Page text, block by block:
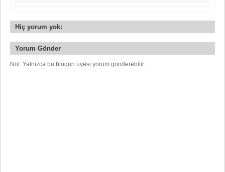
Hiç yorum yok:
Yorum Gönder
Not: Yalnızca bu blogun üyesi yorum gönderebilir.